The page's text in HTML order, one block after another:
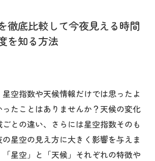
徹底比較して今夜見える時間
を知る方法
空指数や天候情報だけでは思ったよ
ったことはありませんか？天候の変化
との違い、さらには星空指数そのも
星空の見え方に大きく影響を与えま
星空」と「天候」それぞれの特徴や